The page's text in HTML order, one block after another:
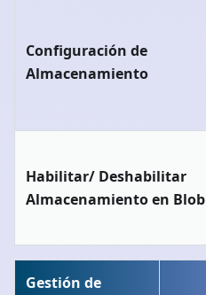
Configuración de
Almacenamiento
Habilitar/ Deshabilitar
Almacenamiento en Blob
Gestión de